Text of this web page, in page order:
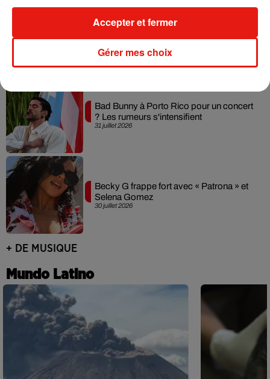
Laura Pausini : retour confirmé à l'Accor
31 juillet 2026
Bad Bunny à Porto Rico pour un concert
? Les rumeurs s'intensifient
30 juillet 2026
Becky G frappe fort avec « Patrona » et
Selena Gomez
+ DE MUSIQUE
Mundo Latino
Gérer mes choix
Accepter et fermer